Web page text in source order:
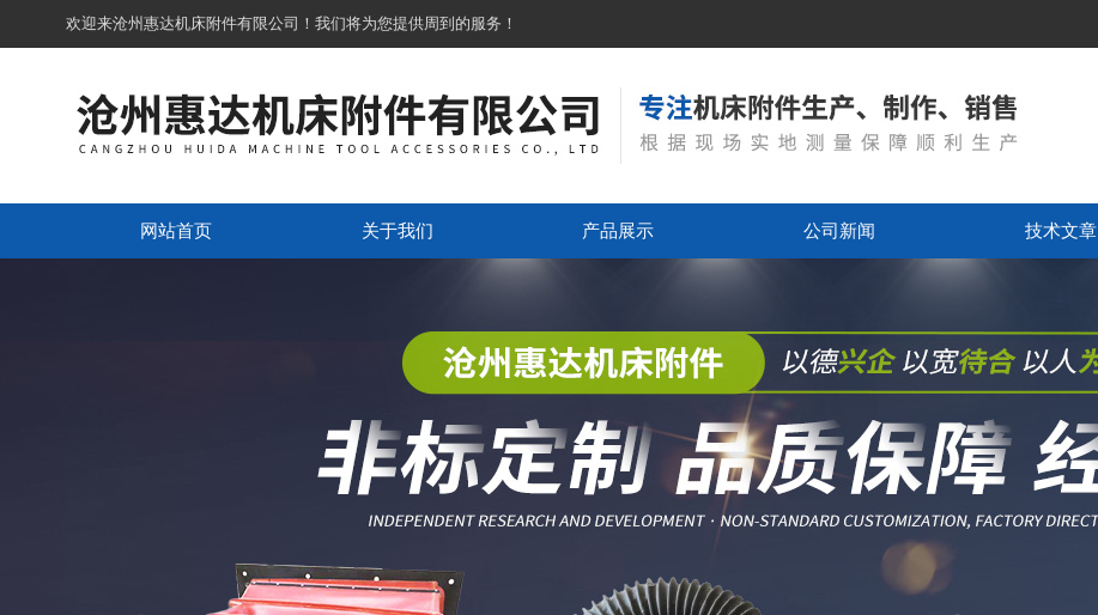
欢迎来沧州惠达机床附件有限公司！我们将为您提供周到的服务！
网站首页 关于我们 产品展示 公司新闻 技术文章